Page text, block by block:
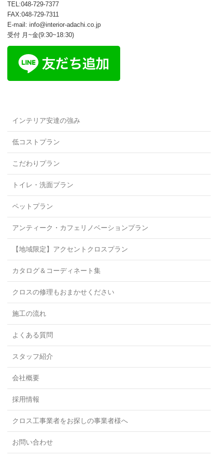
TEL:048-729-7377
FAX:048-729-7311
E-mail: info@interior-adachi.co.jp
受付 月~金(9:30~18:30)
インテリア安達の強み
低コストプラン
こだわりプラン
トイレ・洗面プラン
ペットプラン
アンティーク・カフェリノベーションプラン
【地域限定】アクセントクロスプラン
カタログ＆コーディネート集
クロスの修理もおまかせください
施工の流れ
よくある質問
スタッフ紹介
会社概要
採用情報
クロス工事業者をお探しの事業者様へ
お問い合わせ